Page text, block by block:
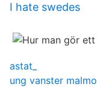
I hate swedes
astat_
ung vanster malmo